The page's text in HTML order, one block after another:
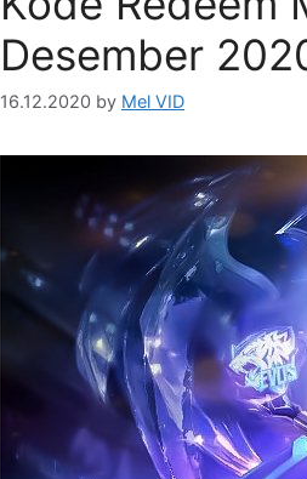
Desember
16.12.2020 by Mel VID